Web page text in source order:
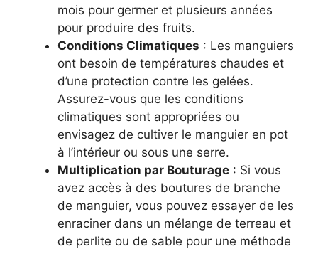
mois pour germer et plusieurs années
pour produire des fruits.
Conditions Climatiques : Les manguiers
ont besoin de températures chaudes et
d’une protection contre les gelées.
Assurez-vous que les conditions
climatiques sont appropriées ou
envisagez de cultiver le manguier en pot
à l’intérieur ou sous une serre.
Multiplication par Bouturage : Si vous
avez accès à des boutures de branche
de manguier, vous pouvez essayer de les
enraciner dans un mélange de terreau et
de perlite ou de sable pour une méthode